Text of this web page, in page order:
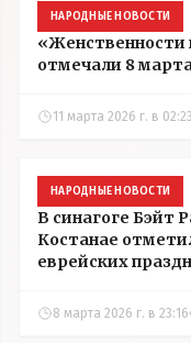
НАРОДНЫЕ НОВОСТИ
отмечали 8
11 марта 2026 г. в 02:23
НАРОДНЫЕ НОВОСТИ
В синагоге Бэйт
Костанае
еврейских
8 марта 2026 г. в 23:16